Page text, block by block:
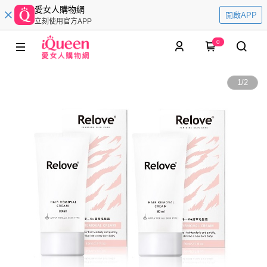
愛女人購物網
立刻使用官方APP
開啟APP
0
1/2